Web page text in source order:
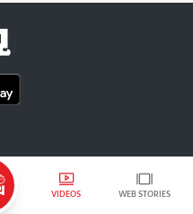
VIDEOS WEB STORIES